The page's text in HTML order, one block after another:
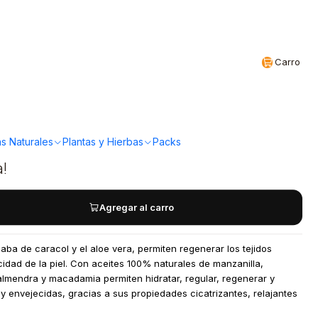
Carro
Naturales Plantas y Hierbas Packs
regenadora 50grs
Agregar al carro
de caracol y el aloe vera, permiten regenerar los tejidos
de la piel. Con aceites 100% naturales de manzanilla,
y macadamia permiten hidratar, regular, regenerar y
envejecidas, gracias a sus propiedades cicatrizantes, relajantes